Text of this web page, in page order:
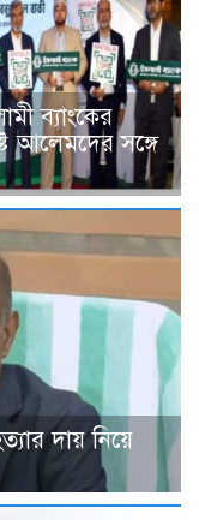
ব্যাংকের
আলেমদের সঙ্গে
দায় নিয়ে